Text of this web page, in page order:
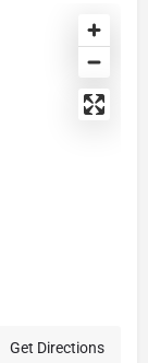
Get Directions